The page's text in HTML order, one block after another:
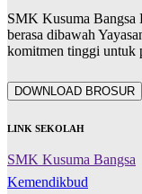
SMK Kusuma Bangsa
berasa dibawah
komitmen tinggi untuk
DOWNLOAD BROSUR
LINK SEKOLAH
SMK Kusuma Bangsa
Kemendikbud